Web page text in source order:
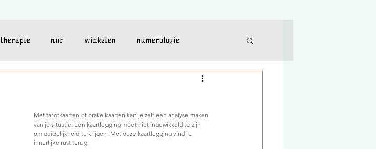
therapie nur winkelen numerologie
Met tarotkaarten of orakelkaarten kan je zelf een analyse maken
van je situatie. Een kaartlegging moet niet ingewikkeld te zijn
om duidelijkheid te krijgen. Met deze kaartlegging vind je
innerlijke rust terug.